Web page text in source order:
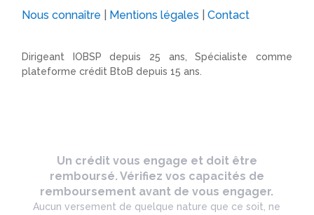
Nous connaître Mentions légales |Contact
Dirigeant IOBSP depuis 25 ans, Spécialiste comme
plateforme crédit BtoB depuis 15 ans.
Un crédit vous engage et doit être
remboursé. Vérifiez vos capacités de
remboursement avant de vous engager.
Aucun versement de quelque nature que ce soit, ne